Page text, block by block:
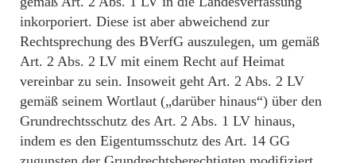
inkorporiert. Diese ist aber abweichend zur
Rechtsprechung des BVerfG auszulegen, um gemäß
Art. 2 Abs. 2 LV mit einem Recht auf Heimat
vereinbar zu sein. Insoweit geht Art. 2 Abs. 2 LV
gemäß seinem Wortlaut („darüber hinaus“) über den
Grundrechtsschutz des Art. 2 Abs. 1 LV hinaus,
indem es den Eigentumsschutz des Art. 14 GG